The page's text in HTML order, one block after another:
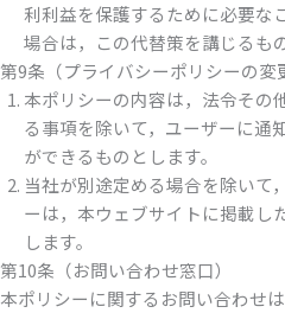
利利益を保護するために必要な
場合は，この代替策を講じるも
第9条（プライバシーポリシーの変
本ポリシーの内容は，法令その
る事項を除いて，ユーザーに通
ができるものとします。
当社が別途定める場合を除いて
ーは，本ウェブサイトに掲載し
します。
第10条（お問い合わせ窓口）
本ポリシーに関するお問い合わせ